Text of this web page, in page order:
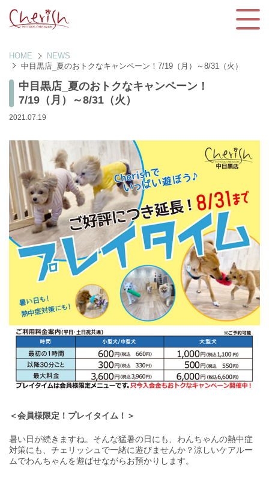
HOME
NEWS
中目黒店_夏のおトクなキャンペーン！7/19（月）～8/31（火）
中目黒店_夏のおトクなキャンペーン！
7/19（月）～8/31（火）
2021.07.19
＜会員様限定！プレイタイム！＞
暑い日が続きますね。そんな猛暑の日にも、わんちゃんの熱中症
対策にも、チェリッシュで一緒に遊びませんか？涼しいケアルー
ムでわんちゃんを遊ばせながらお預かりします。